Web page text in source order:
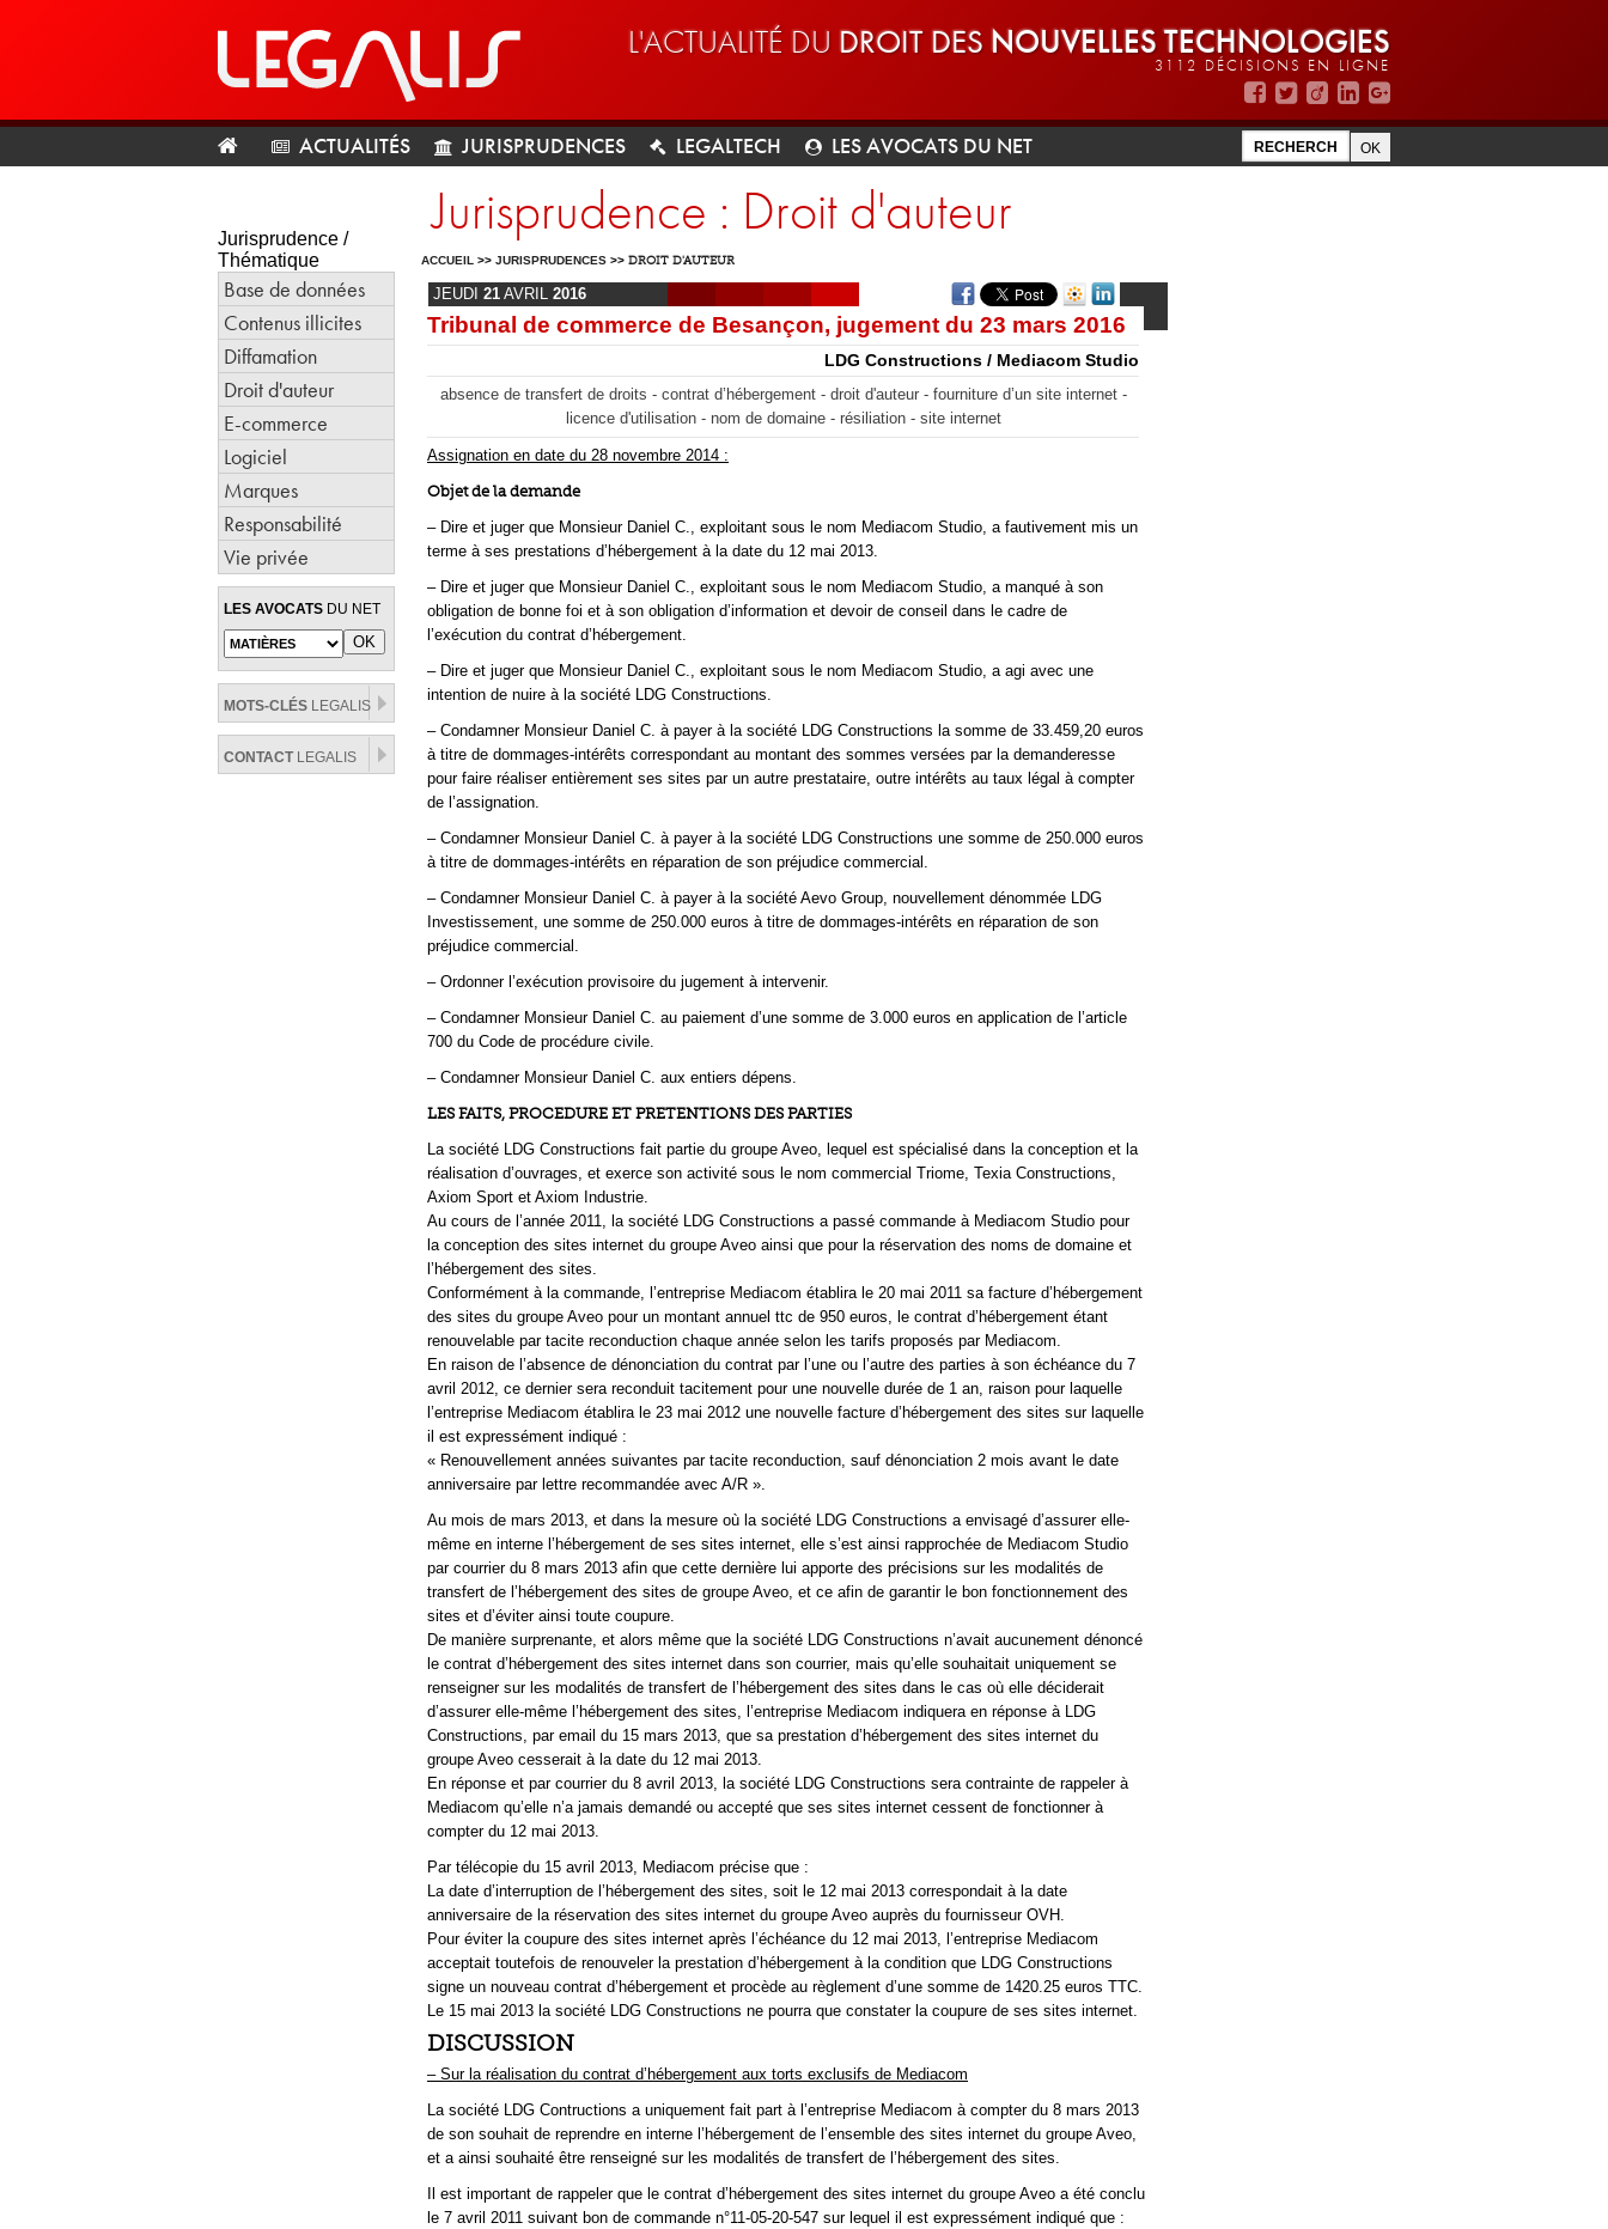
L'ACTUALITÉ DU DROIT DES NOUVELLES TECHNOLOGIES
3112 DÉCISIONS EN LIGNE
ACTUALITÉS JURISPRUDENCES LEGALTECH LES AVOCATS DU NET
Jurisprudence /
Thématique
Base de données
Contenus illicites
Diffamation
Droit d'auteur
E-commerce
Logiciel
Marques
Responsabilité
Vie privée
LES AVOCATS DU NET
MOTS-CLÉS LEGALIS
CONTACTLEGALIS
Jurisprudence : Droit d'auteur
ACCUEIL >> JURISPRUDENCES >> DROIT D'AUTEUR
JEUDI 21 AVRIL 2016
Tribunal de commerce de Besançon, jugement du 23 mars 2016
LDG Constructions / Mediacom Studio
absence de transfert de droits - contrat d’hébergement - droit d'auteur - fourniture d’un site internet -
licence d'utilisation - nom de domaine - résiliation - site internet
Assignation en date du 28 novembre 2014 :
Objet de la demande
– Dire et juger que Monsieur Daniel C., exploitant sous le nom Mediacom Studio, a fautivement mis un
terme à ses prestations d’hébergement à la date du 12 mai 2013.
– Dire et juger que Monsieur Daniel C., exploitant sous le nom Mediacom Studio, a manqué à son
obligation de bonne foi et à son obligation d’information et devoir de conseil dans le cadre de
l’exécution du contrat d’hébergement.
– Dire et juger que Monsieur Daniel C., exploitant sous le nom Mediacom Studio, a agi avec une
intention de nuire à la société LDG Constructions.
– Condamner Monsieur Daniel C. à payer à la société LDG Constructions la somme de 33.459,20 euros
à titre de dommages-intérêts correspondant au montant des sommes versées par la demanderesse
pour faire réaliser entièrement ses sites par un autre prestataire, outre intérêts au taux légal à compter
de l’assignation.
– Condamner Monsieur Daniel C. à payer à la société LDG Constructions une somme de 250.000 euros
à titre de dommages-intérêts en réparation de son préjudice commercial.
– Condamner Monsieur Daniel C. à payer à la société Aevo Group, nouvellement dénommée LDG
Investissement, une somme de 250.000 euros à titre de dommages-intérêts en réparation de son
préjudice commercial.
– Ordonner l’exécution provisoire du jugement à intervenir.
– Condamner Monsieur Daniel C. au paiement d’une somme de 3.000 euros en application de l’article
700 du Code de procédure civile.
– Condamner Monsieur Daniel C. aux entiers dépens.
LES FAITS, PROCEDURE ET PRETENTIONS DES PARTIES
La société LDG Constructions fait partie du groupe Aveo, lequel est spécialisé dans la conception et la
réalisation d’ouvrages, et exerce son activité sous le nom commercial Triome, Texia Constructions,
Axiom Sport et Axiom Industrie.
Au cours de l’année 2011, la société LDG Constructions a passé commande à Mediacom Studio pour
la conception des sites internet du groupe Aveo ainsi que pour la réservation des noms de domaine et
l’hébergement des sites.
Conformément à la commande, l’entreprise Mediacom établira le 20 mai 2011 sa facture d’hébergement
des sites du groupe Aveo pour un montant annuel ttc de 950 euros, le contrat d’hébergement étant
renouvelable par tacite reconduction chaque année selon les tarifs proposés par Mediacom.
En raison de l’absence de dénonciation du contrat par l’une ou l’autre des parties à son échéance du 7
avril 2012, ce dernier sera reconduit tacitement pour une nouvelle durée de 1 an, raison pour laquelle
l’entreprise Mediacom établira le 23 mai 2012 une nouvelle facture d’hébergement des sites sur laquelle
il est expressément indiqué :
« Renouvellement années suivantes par tacite reconduction, sauf dénonciation 2 mois avant le date
anniversaire par lettre recommandée avec A/R ».
Au mois de mars 2013, et dans la mesure où la société LDG Constructions a envisagé d’assurer elle-
même en interne l’hébergement de ses sites internet, elle s’est ainsi rapprochée de Mediacom Studio
par courrier du 8 mars 2013 afin que cette dernière lui apporte des précisions sur les modalités de
transfert de l’hébergement des sites de groupe Aveo, et ce afin de garantir le bon fonctionnement des
sites et d’éviter ainsi toute coupure.
De manière surprenante, et alors même que la société LDG Constructions n’avait aucunement dénoncé
le contrat d’hébergement des sites internet dans son courrier, mais qu’elle souhaitait uniquement se
renseigner sur les modalités de transfert de l’hébergement des sites dans le cas où elle déciderait
d’assurer elle-même l’hébergement des sites, l’entreprise Mediacom indiquera en réponse à LDG
Constructions, par email du 15 mars 2013, que sa prestation d’hébergement des sites internet du
groupe Aveo cesserait à la date du 12 mai 2013.
En réponse et par courrier du 8 avril 2013, la société LDG Constructions sera contrainte de rappeler à
Mediacom qu’elle n’a jamais demandé ou accepté que ses sites internet cessent de fonctionner à
compter du 12 mai 2013.
Par télécopie du 15 avril 2013, Mediacom précise que :
La date d’interruption de l’hébergement des sites, soit le 12 mai 2013 correspondait à la date
anniversaire de la réservation des sites internet du groupe Aveo auprès du fournisseur OVH.
Pour éviter la coupure des sites internet après l’échéance du 12 mai 2013, l’entreprise Mediacom
acceptait toutefois de renouveler la prestation d’hébergement à la condition que LDG Constructions
signe un nouveau contrat d’hébergement et procède au règlement d’une somme de 1420.25 euros TTC.
Le 15 mai 2013 la société LDG Constructions ne pourra que constater la coupure de ses sites internet.
DISCUSSION
– Sur la réalisation du contrat d’hébergement aux torts exclusifs de Mediacom
La société LDG Contructions a uniquement fait part à l’entreprise Mediacom à compter du 8 mars 2013
de son souhait de reprendre en interne l’hébergement de l’ensemble des sites internet du groupe Aveo,
et a ainsi souhaité être renseigné sur les modalités de transfert de l’hébergement des sites.
Il est important de rappeler que le contrat d’hébergement des sites internet du groupe Aveo a été conclu
le 7 avril 2011 suivant bon de commande n°11-05-20-547 sur lequel il est expressément indiqué que :